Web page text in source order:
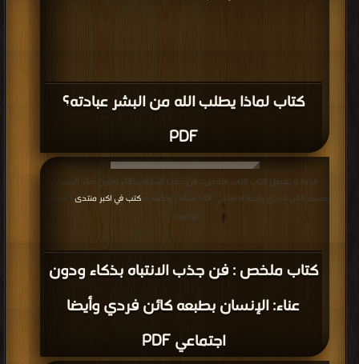
كتاب لماذا يطلب الله من البشر عبادته؟
PDF
كتاب ملخص : فن جذب الانتباه بذكاء ودون
عناء: الإنسان بطبعه كائن فردي وأيضا
اجتماعي PDF
قراءة و تحميل كتاب كتاب ملخص : فن جذب الانتباه بذكاء ودون عناء: الإنسان
بطبعه كائن فردي وأيضا اجتماعي PDF مجانا | مكتبة >
كتب في اكبر منتدى
مرة/مرات